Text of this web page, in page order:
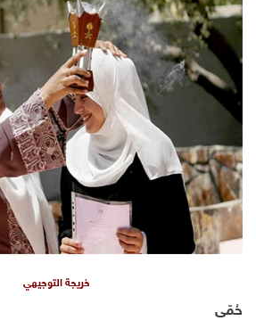
خريجة التوجيهي
حُمّى